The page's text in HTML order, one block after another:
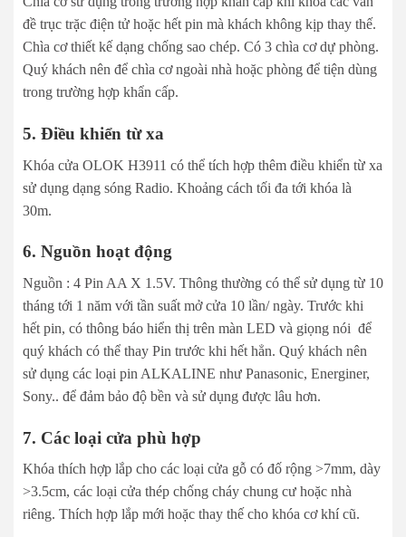
đề trục trặc điện tử hoặc hết pin mà khách không kịp thay thế.
Chìa cơ thiết kế dạng chống sao chép. Có 3 chìa cơ dự phòng.
Quý khách nên để chìa cơ ngoài nhà hoặc phòng để tiện dùng
trong trường hợp khẩn cấp.
5. Điều khiển từ xa
Khóa cửa OLOK H3911 có thể tích hợp thêm điều khiển từ xa
sử dụng dạng sóng Radio. Khoảng cách tối đa tới khóa là
30m.
6. Nguồn hoạt động
Nguồn : 4 Pin AA X 1.5V. Thông thường có thể sử dụng từ 10
tháng tới 1 năm với tần suất mở cửa 10 lần/ ngày. Trước khi
hết pin, có thông báo hiển thị trên màn LED và giọng nói để
quý khách có thể thay Pin trước khi hết hẳn. Quý khách nên
sử dụng các loại pin ALKALINE như Panasonic, Energiner,
Sony.. để đảm bảo độ bền và sử dụng được lâu hơn.
7. Các loại cửa phù hợp
Khóa thích hợp lắp cho các loại cửa gỗ có đố rộng >7mm, dày
>3.5cm, các loại cửa thép chống cháy chung cư hoặc nhà
riêng. Thích hợp lắp mới hoặc thay thế cho khóa cơ khí cũ.